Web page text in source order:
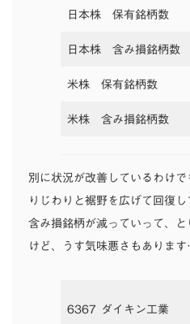
日本株 保有銘柄数
日本株 含み損銘柄数
米株 保有銘柄数
米株 含み損銘柄数
別に状況が改善しているわけ
りじわりと裾野を広げて回復
含み損銘柄が減っていって、と
けど、うす気味悪さもありま
6367 ダイキン工業